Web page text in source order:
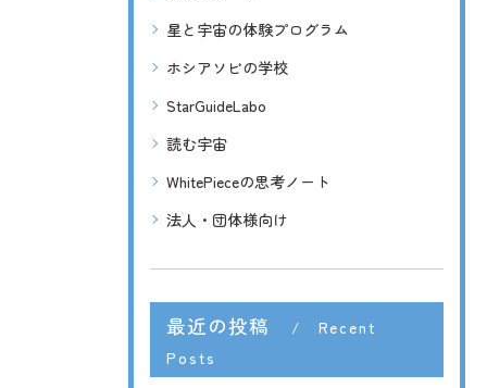
星と宇宙の体験プログラム
ホシアソビの学校
StarGuideLabo
読む宇宙
WhitePieceの思考ノート
法人・団体様向け
最近の投稿
Recent
Posts